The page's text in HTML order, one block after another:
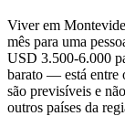
Viver em
mês para uma
USD 3.500-6.000
barato — está entre
são previsíveis e
outros países da